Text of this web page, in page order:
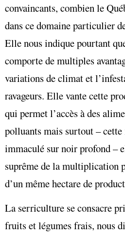
convaincants, combien le
dans ce domaine particulier
Elle nous indique pourtant
comporte de multiples
variations de climat et
ravageurs. Elle vante cette
qui permet l’accès à des
polluants mais surtout –
immaculé sur noir profond –
suprême de la multiplication
d’un même hectare de
La serriculture se consacre
fruits et légumes frais, nous